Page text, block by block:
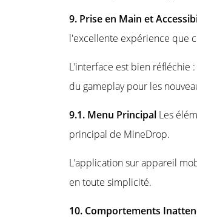
9. Prise en Main et
l'excellente expérience que
L’interface est bien
du gameplay pour les
9.1. Menu Principal Les
principal de MineDrop.
L’application sur appareil
en toute simplicité.
10. Comportements